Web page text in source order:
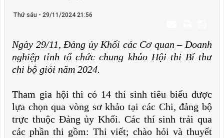
Thứ sáu - 29/11/2024 21:56
Ngày 29/11, Đảng ủy Khối các Cơ quan – Doanh
nghiệp tỉnh tổ chức chung khảo Hội thi Bí thư
chi bộ giỏi năm 2024.
Tham gia hội thi có 14 thí sinh tiêu biểu được
lựa chọn qua vòng sơ khảo tại các Chi, đảng bộ
trực thuộc Đảng ủy Khối. Các thí sinh trải qua
các phần thi gồm: Thi viết; chào hỏi và thuyết